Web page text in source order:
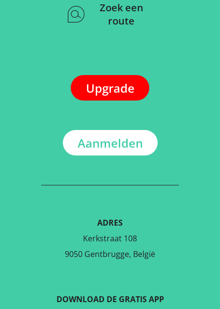
Zoek een
route
Upgrade
Aanmelden
ADRES
Kerkstraat 108
9050 Gentbrugge, België
DOWNLOAD DE GRATIS APP